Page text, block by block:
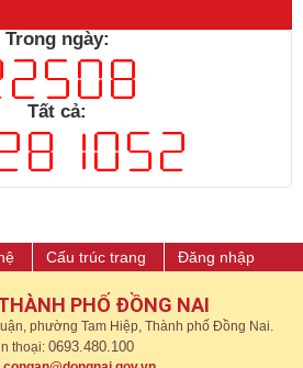
Trong ngày:
Tất cả:
Cấu trúc trang Đăng nhập
PHỐ ĐỒNG NAI
phường Tam Hiệp, Thành phố Đồng Nai.
thoại: 0693.480.100